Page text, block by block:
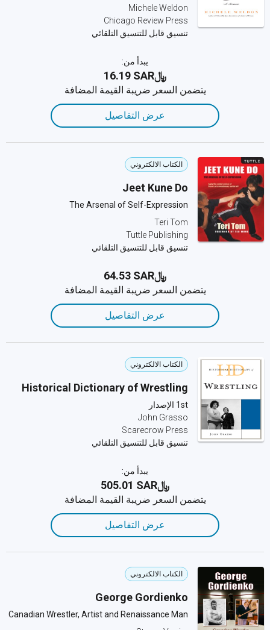
Michele Weldon
Chicago Review Press
تنسيق قابل للتنسيق التلقائي
يبدأ من:
﷼‎16.19 SAR
يتضمن السعر ضريبة القيمة المضافة
عرض التفاصيل
الكتاب الالكتروني
Jeet Kune Do
The Arsenal of Self-Expression
Teri Tom
Tuttle Publishing
تنسيق قابل للتنسيق التلقائي
﷼‎64.53 SAR
يتضمن السعر ضريبة القيمة المضافة
عرض التفاصيل
الكتاب الالكتروني
Historical Dictionary of Wrestling
1st الإصدار
John Grasso
Scarecrow Press
تنسيق قابل للتنسيق التلقائي
يبدأ من:
﷼‎505.01 SAR
يتضمن السعر ضريبة القيمة المضافة
عرض التفاصيل
الكتاب الالكتروني
George Gordienko
Canadian Wrestler, Artist and Renaissance Man